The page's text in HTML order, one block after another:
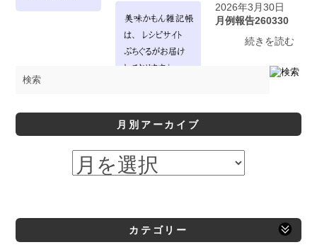
2026年3月30日
月例報告260330
続きを読む
月別アーカイブ
カテゴリー